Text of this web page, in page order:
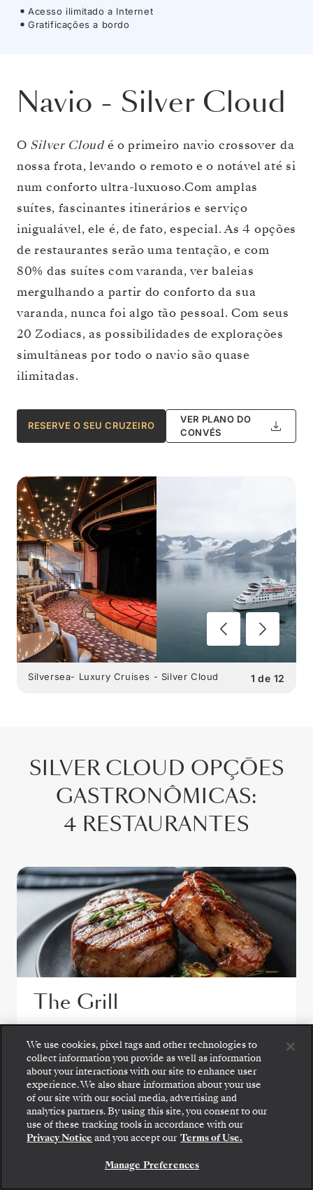
Acesso ilimitado a Internet
Gratificações a bordo
Navio - Silver Cloud
O Silver Cloudé o primeiro navio crossover da
nossa frota, levando o remoto e o notável até si
num conforto ultra-luxuoso.Com amplas
suítes, fascinantes itinerários e serviço
inigualável, ele é, de fato, especial. As 4 opções
de restaurantes serão uma tentação, e com
80% das suítes com varanda, ver baleias
mergulhando a partir do conforto da sua
varanda, nunca foi algo tão pessoal. Com seus
20 Zodiacs, as possibilidades de explorações
simultâneas por todo o navio são quase
ilimitadas.
RESERVE O SEU CRUZEIRO
VER PLANO DO
CONVÉS
1 de 12
Silversea- Luxury Cruises - Silver Cloud
SILVER CLOUD OPÇÕES
GASTRONÔMICAS:
4 RESTAURANTES
The Grill
grelhado e bifes no ponto no The Grill, um
favorito junto à piscina.
We use cookies, pixel tags and other technologies to
collect information you provide as well as information
about your interactions with our site to enhance user
experience. We also share information about your use
of our site with our social media, advertising and
analytics partners. By using this site, you consent to our
use of these tracking tools in accordance with our
Privacy Notice and you accept our Terms of Use.
Manage Preferences